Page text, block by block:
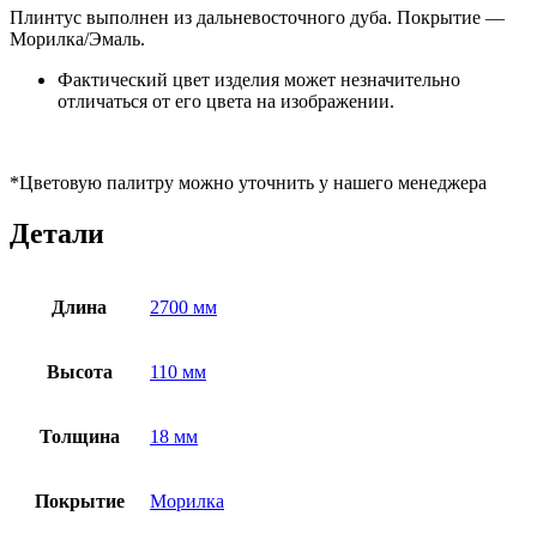
Плинтус выполнен из дальневосточного дуба. Покрытие —
Морилка/Эмаль.
Фактический цвет изделия может незначительно
отличаться от его цвета на изображении.
*Цветовую палитру можно уточнить у нашего менеджера
Детали
Длина 2700 мм
Высота 110 мм
Толщина 18 мм
Покрытие Морилка